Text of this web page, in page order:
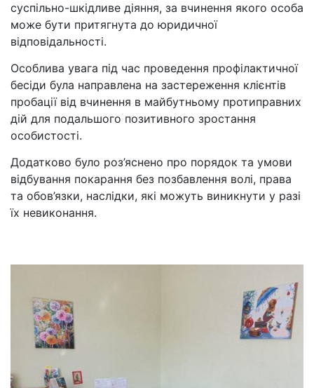
суспільно-шкідливе діяння, за вчинення якого особа
може бути притягнута до юридичної
відповідальності.
Особлива увага під час проведення профілактичної
бесіди була направлена на застереження клієнтів
пробації від вчинення в майбутньому протиправних
дій для подальшого позитивного зростання
особистості.
Додатково було роз’яснено про порядок та умови
відбування покарання без позбавлення волі, права
та обов’язки, наслідки, які можуть виникнути у разі
їх невиконання.